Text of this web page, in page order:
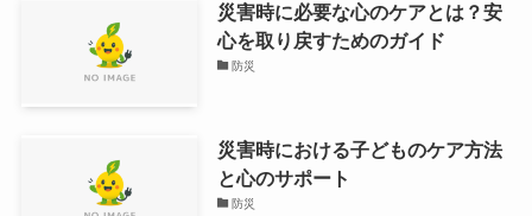
災害時に必要な心のケアとは？安
心を取り戻すためのガイド
防災
災害時における子どものケア方法
と心のサポート
防災